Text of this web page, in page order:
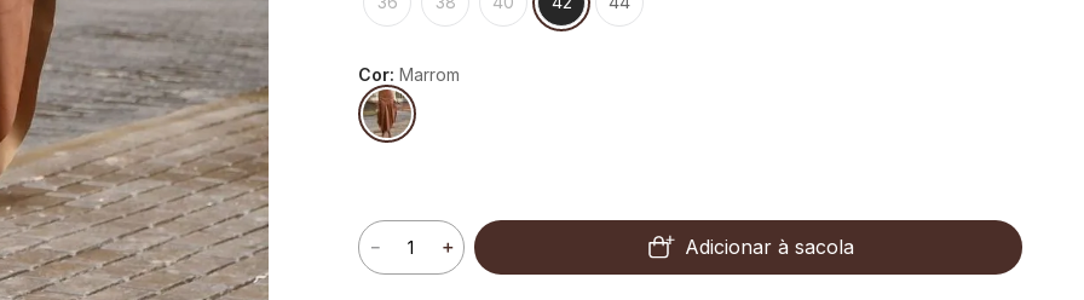
Cor: Marrom
＋
－ Adicionar à sacola